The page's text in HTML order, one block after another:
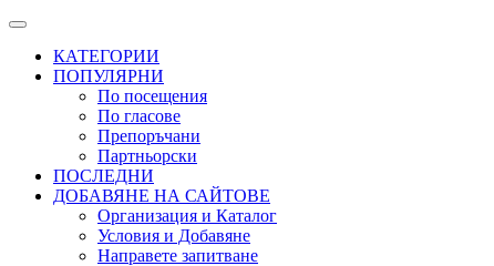
КАТЕГОРИИ
ПОПУЛЯРНИ
По посещения
По гласове
Препоръчани
Партньорски
ПОСЛЕДНИ
ДОБАВЯНЕ НА САЙТОВЕ
Организация и Каталог
Условия и Добавяне
Направете запитване